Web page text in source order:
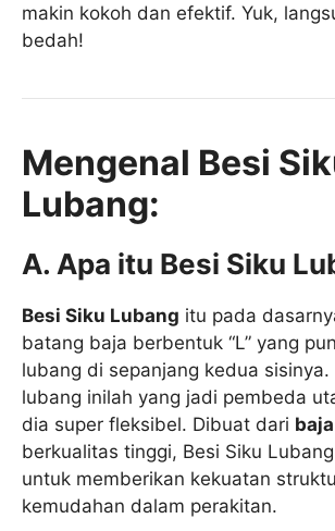
makin kokoh dan efektif. Yuk,
bedah!
Mengenal Besi
Lubang:
A. Apa itu Besi Siku
Besi Siku Lubang itu pada
batang baja berbentuk “L” yang
lubang di sepanjang kedua
lubang inilah yang jadi pembeda
dia super fleksibel. Dibuat dari
berkualitas tinggi, Besi Siku
untuk memberikan kekuatan
kemudahan dalam perakitan.